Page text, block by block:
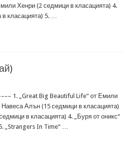
Хенри (2 седмици в класацията) 4.
в класацията) 5. …
„Great Big Beautiful Life“ от Емили
Навеса Алън (15 седмици в класацията)
в класацията) 4. „Буря от оникс“
„Strangers In Time“ …